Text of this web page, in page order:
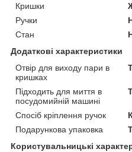
Кришки
Ручки
Стан
Додаткові характеристики
Отвір для виходу пари в
кришках
Підходить для миття в
посудомийній машині
Спосіб кріплення ручок
Подарункова упаковка
Користувальницькі